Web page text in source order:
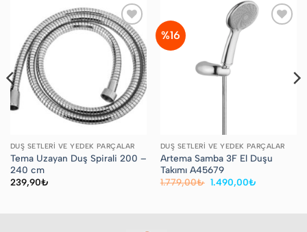
Favorilere
Ekle
DUŞ SETLERI VE YEDEK PARÇALAR
Tema Uzayan Duş Spirali 200 –
240 cm
239,90₺
%16
DUŞ SETLERI VE YEDEK PARÇALAR
Artema Samba 3F El Duşu
Takımı A45679
1.779,00₺ Orijinal
1.490,00₺